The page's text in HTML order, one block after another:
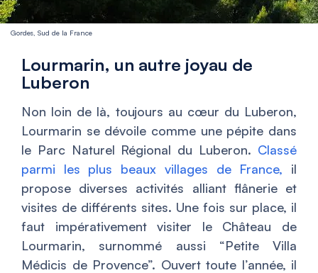
Gordes, Sud de la France
Lourmarin, un autre joyau de
Luberon
Non loin de là, toujours au cœur du Luberon,
Lourmarin se dévoile comme une pépite dans
le Parc Naturel Régional du Luberon. Classé
parmi les plus beaux villages de France, il
propose diverses activités alliant flânerie et
visites de différents sites. Une fois sur place, il
faut impérativement visiter le Château de
Lourmarin, surnommé aussi “Petite Villa
Médicis de Provence”. Ouvert toute l’année, il